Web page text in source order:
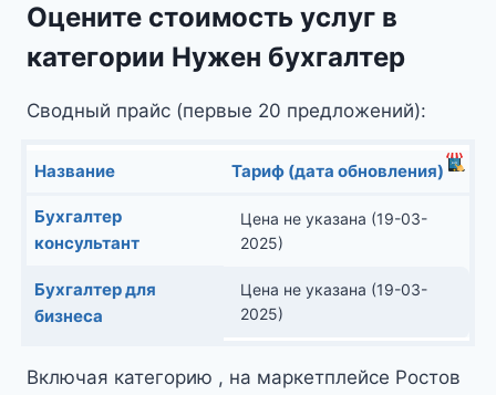
Оцените стоимость услуг в
категории Нужен бухгалтер
Сводный прайс (первые 20 предложений):
Название Тариф (дата обновления)
Бухгалтер
консультант
Цена не указана (19-03-
2025)
Бухгалтер для
бизнеса
Цена не указана (19-03-
2025)
Включая категорию , на маркетплейсе Ростов